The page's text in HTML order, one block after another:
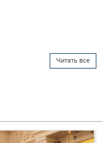
Читать все